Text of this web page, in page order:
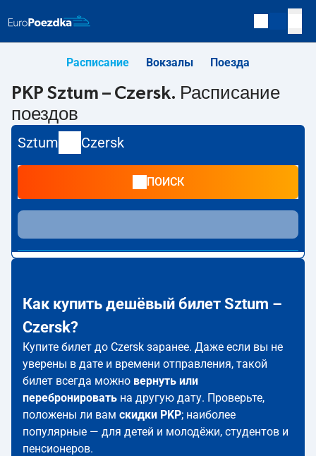
Расписание Вокзалы Поезда
PKP Sztum – Czersk. Расписание
поездов
Sztum Czersk
ПОИСК
Как купить дешёвый билет Sztum –
Czersk?
Купите билет до Czersk заранее. Даже если вы не
уверены в дате и времени отправления, такой
билет всегда можно вернуть или
перебронировать на другую дату. Проверьте,
положены ли вам скидки PKP; наиболее
популярные — для детей и молодёжи, студентов и
пенсионеров.